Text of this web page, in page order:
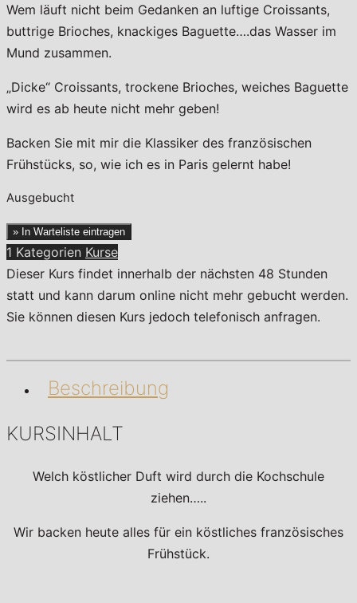
Wem läuft nicht beim Gedanken an luftige Croissants,
buttrige Brioches, knackiges Baguette….das Wasser im
Mund zusammen.
„Dicke“ Croissants, trockene Brioches, weiches Baguette
wird es ab heute nicht mehr geben!
Backen Sie mit mir die Klassiker des französischen
Frühstücks, so, wie ich es in Paris gelernt habe!
Ausgebucht
» In Warteliste eintragen
1 Kategorien Kurse
Dieser Kurs findet innerhalb der nächsten 48 Stunden
statt und kann darum online nicht mehr gebucht werden.
Sie können diesen Kurs jedoch telefonisch anfragen.
Beschreibung
KURSINHALT
Welch köstlicher Duft wird durch die Kochschule
ziehen…..
Wir backen heute alles für ein köstliches französisches
Frühstück.